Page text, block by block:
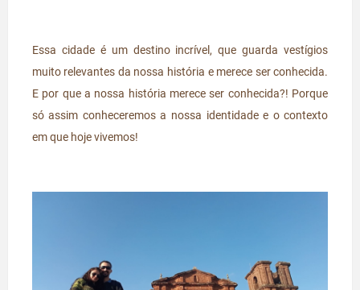
Essa cidade é um destino incrível, que guarda vestígios
muito relevantes da nossa história e merece ser conhecida.
E por que a nossa história merece ser conhecida?! Porque
só assim conheceremos a nossa identidade e o contexto
em que hoje vivemos!